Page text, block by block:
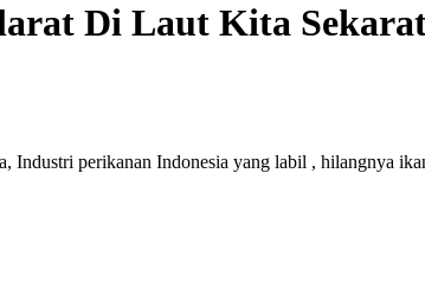
Di Laut Kita
Industri perikanan Indonesia yang labil , hilangnya